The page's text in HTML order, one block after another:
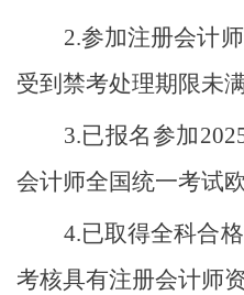
2.参加注册会计
受到禁考处理期限未
3.已报名参加
会计师全国统一考试
4.已取得全科合
考核具有注册会计师资